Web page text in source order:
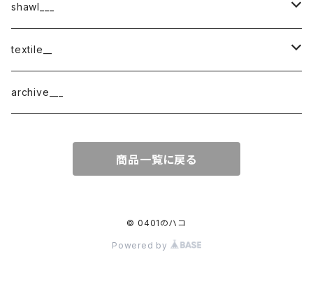
shawl___
cotton
border
cotton × wool
textile__
織物
archive___
商品一覧に戻る
© 0401のハコ
Powered by